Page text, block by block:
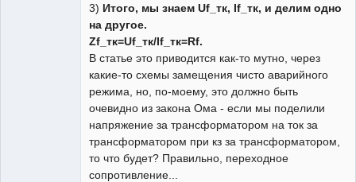
3) Итого, мы знаем Uf_тк, If_тк, и делим одно
на другое.
Zf_тк=Uf_тк/If_тк=Rf.
В статье это приводится как-то мутно, через
какие-то схемы замещения чисто аварийного
режима, но, по-моему, это должно быть
очевидно из закона Ома - если мы поделили
напряжение за трансформатором на ток за
трансформатором при кз за трансформатором,
то что будет? Правильно, переходное
сопротивление...